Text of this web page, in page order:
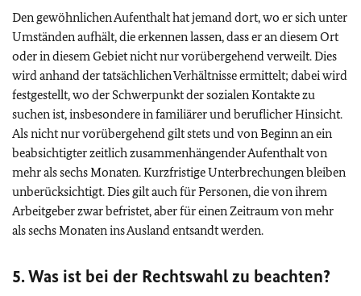
Den gewöhnlichen Aufenthalt hat jemand dort, wo er sich unter
Umständen aufhält, die erkennen lassen, dass er an diesem Ort
oder in diesem Gebiet nicht nur vorübergehend verweilt. Dies
wird anhand der tatsächlichen Verhältnisse ermittelt; dabei wird
festgestellt, wo der Schwerpunkt der sozialen Kontakte zu
suchen ist, insbesondere in familiärer und beruflicher Hinsicht.
Als nicht nur vorübergehend gilt stets und von Beginn an ein
beabsichtigter zeitlich zusammenhängender Aufenthalt von
mehr als sechs Monaten. Kurzfristige Unterbrechungen bleiben
unberücksichtigt. Dies gilt auch für Personen, die von ihrem
Arbeitgeber zwar befristet, aber für einen Zeitraum von mehr
als sechs Monaten ins Ausland entsandt werden.
5. Was ist bei der Rechtswahl zu beachten?